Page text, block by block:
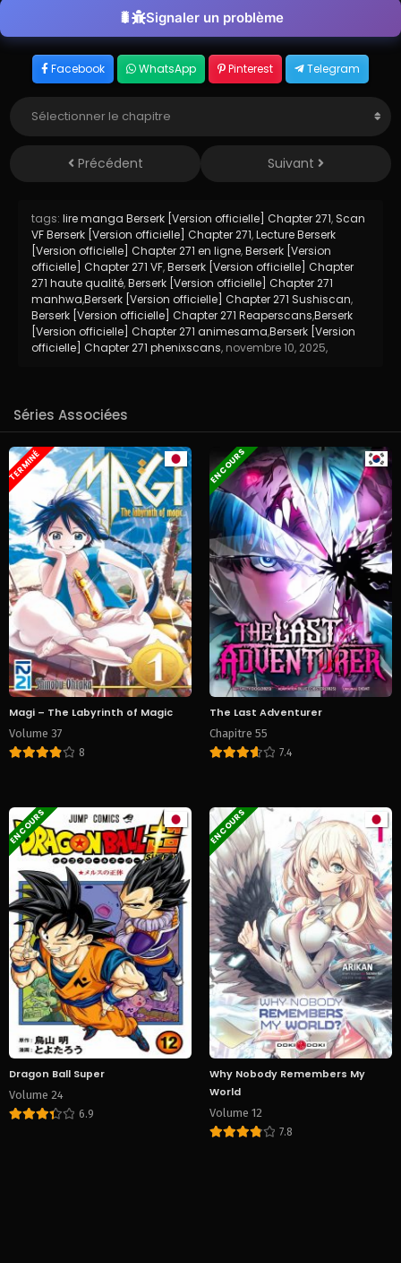
Signaler un problème
Facebook WhatsApp Pinterest Telegram
Précédent Suivant
tags: lire manga Berserk [Version officielle] Chapter 271, Scan
VF Berserk [Version officielle] Chapter 271,Lecture Berserk
[Version officielle] Chapter 271 en ligne,Berserk [Version
officielle] Chapter 271 VF,Berserk [Version officielle] Chapter
271 haute qualité,Berserk [Version officielle] Chapter 271
manhwa,Berserk [Version officielle] Chapter 271 Sushiscan,
Berserk [Version officielle] Chapter 271 Reaperscans,Berserk
[Version officielle] Chapter 271 animesama,Berserk [Version
officielle] Chapter 271 phenixscans, novembre 10, 2025,
Séries Associées
TERMINÉ
Magi – The Labyrinth of Magic
Volume 37
8
EN COURS
The Last Adventurer
Chapitre 55
7.4
EN COURS
Dragon Ball Super
Volume 24
6.9
EN COURS
Why Nobody Remembers My
World
Volume 12
7.8